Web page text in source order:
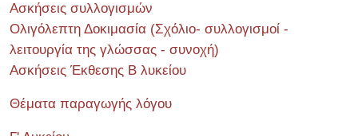
Ασκήσεις συλλογισμών
Ολιγόλεπτη Δοκιμασία (Σχόλιο- συλλογισμοί -
λειτουργία της γλώσσας - συνοχή)
Ασκήσεις Έκθεσης Β λυκείου
Θέματα παραγωγής λόγου